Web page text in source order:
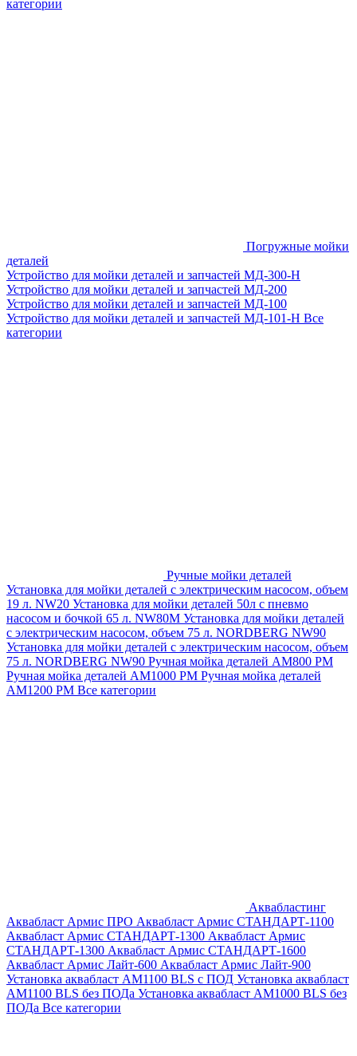
категории
Погружные мойки
деталей
Устройство для мойки деталей и запчастей МД-300-H
Устройство для мойки деталей и запчастей МД-200
Устройство для мойки деталей и запчастей МД-100
Устройство для мойки деталей и запчастей МД-101-Н Все
категории
Ручные мойки деталей
Установка для мойки деталей с электрическим насосом, объем
19 л. NW20 Установка для мойки деталей 50л с пневмо
насосом и бочкой 65 л. NW80M Установка для мойки деталей
с электрическим насосом, объем 75 л. NORDBERG NW90
Установка для мойки деталей с электрическим насосом, объем
75 л. NORDBERG NW90 Ручная мойка деталей АМ800 РМ
Ручная мойка деталей АМ1000 РМ Ручная мойка деталей
АМ1200 РМ Все категории
Аквабластинг
Аквабласт Армис ПРО Аквабласт Армис СТАНДАРТ-1100
Аквабласт Армис СТАНДАРТ-1300 Аквабласт Армис
СТАНДАРТ-1300 Аквабласт Армис СТАНДАРТ-1600
Аквабласт Армис Лайт-600 Аквабласт Армис Лайт-900
Установка аквабласт AM1100 BLS с ПОД Установка аквабласт
AM1100 BLS без ПОДа Установка аквабласт AM1000 BLS без
ПОДа Все категории